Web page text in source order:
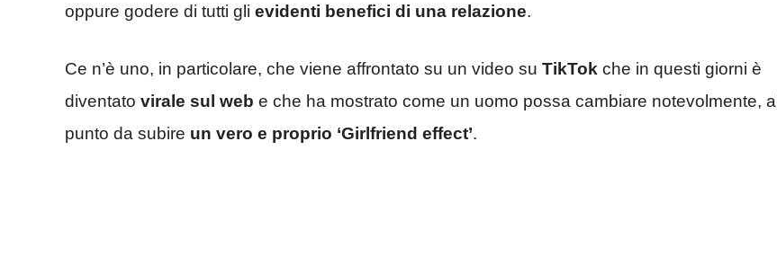
oppure godere di tutti gli evidenti benefici di una relazione.
Ce n’è uno, in particolare, che viene affrontato su un video su TikTok che in questi giorni è
diventato virale sul web e che ha mostrato come un uomo possa cambiare notevolmente, al
punto da subire un vero e proprio ‘Girlfriend effect’.